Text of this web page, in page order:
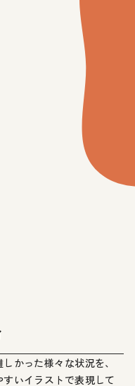
かった様々な状況を、
いイラストで表現して